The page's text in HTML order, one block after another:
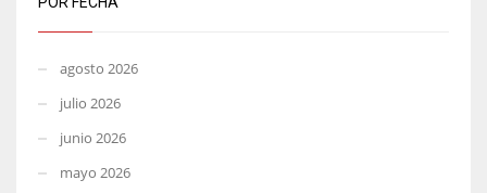
agosto 2026
julio 2026
junio 2026
mayo 2026